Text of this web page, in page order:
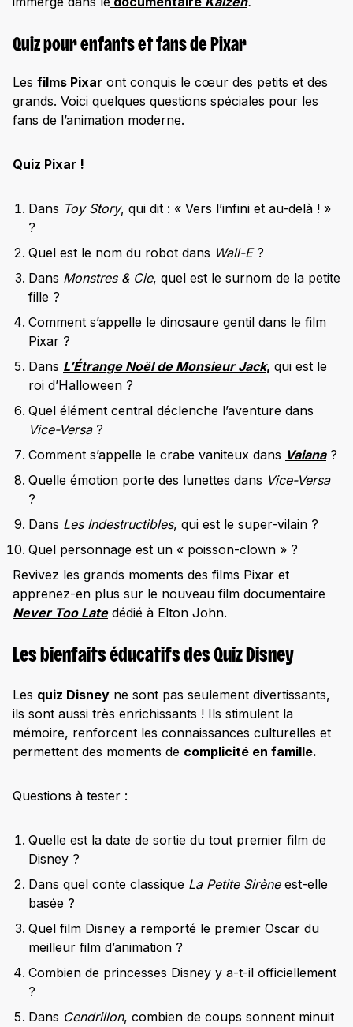
Quiz pour enfants et fans de Pixar
Les films Pixar ont conquis le cœur des petits et des
grands. Voici quelques questions spéciales pour les
fans de l’animation moderne.
Quiz Pixar !
Dans Toy Story, qui dit : « Vers l’infini et au-delà ! »
?
Quel est le nom du robot dans Wall-E ?
Dans Monstres & Cie, quel est le surnom de la petite
fille ?
Comment s’appelle le dinosaure gentil dans le film
Pixar ?
Dans L’Étrange Noël de Monsieur Jack, qui est le
roi d’Halloween ?
Quel élément central déclenche l’aventure dans
Vice-Versa?
Comment s’appelle le crabe vaniteux dans Vaiana?
Quelle émotion porte des lunettes dans Vice-Versa
?
Dans Les Indestructibles, qui est le super-vilain ?
Quel personnage est un « poisson-clown » ?
Revivez les grands moments des films Pixar et
apprenez-en plus sur le nouveau film documentaire
Never Too Latedédié à Elton John.
Les bienfaits éducatifs des Quiz Disney
Les quiz Disney ne sont pas seulement divertissants,
ils sont aussi très enrichissants ! Ils stimulent la
mémoire, renforcent les connaissances culturelles et
permettent des moments de complicité en famille.
Questions à tester :
Quelle est la date de sortie du tout premier film de
Disney ?
Dans quel conte classique La Petite Sirèneest-elle
basée ?
Quel film Disney a remporté le premier Oscar du
meilleur film d’animation ?
Combien de princesses Disney y a-t-il officiellement
?
Dans Cendrillon, combien de coups sonnent minuit